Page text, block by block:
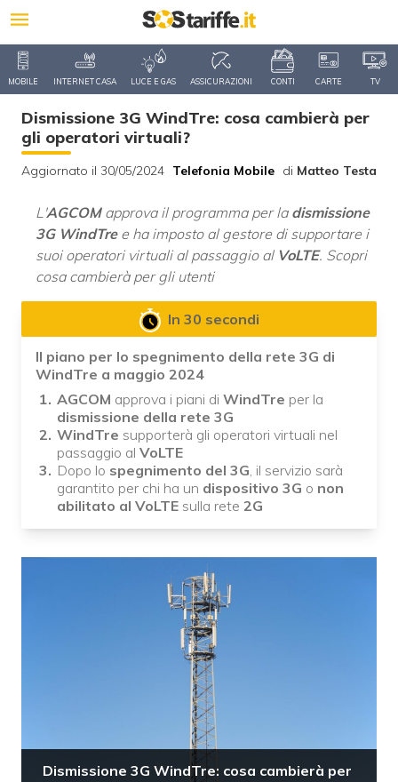
MOBILE INTERNET CASA LUCE E GAS ASSICURAZIONI CONTI CARTE TV
Dismissione 3G WindTre: cosa cambierà per
gli operatori virtuali?
Aggiornato il 30/05/2024 Telefonia Mobile di Matteo Testa
L'AGCOMapprova il programma per la dismissione
3G WindTree ha imposto al gestore di supportare i
suoi operatori virtuali al passaggio al VoLTE. Scopri
cosa cambierà per gli utenti
In 30 secondi
Il piano per lo spegnimento della rete 3G di
WindTre a maggio 2024
AGCOM approva i piani di WindTre per la
dismissione della rete 3G
WindTre supporterà gli operatori virtuali nel
passaggio al VoLTE
Dopo lo spegnimento del 3G, il servizio sarà
garantito per chi ha un dispositivo 3G o non
abilitato al VoLTE sulla rete 2G
Dismissione 3G WindTre: cosa cambierà per